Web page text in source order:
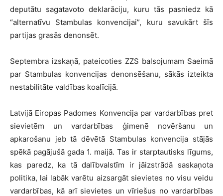
deputātu sagatavoto deklarāciju, kuru tās pasniedz kā
“alternatīvu Stambulas konvencijai”, kuru savukārt šīs
partijas grasās denonsēt.
Septembra izskaņā, pateicoties ZZS balsojumam Saeimā
par Stambulas konvencijas denonsēšanu, sākās izteikta
nestabilitāte valdības koalīcijā.
Latvijā Eiropas Padomes Konvencija par vardarbības pret
sievietēm un vardarbības ģimenē novēršanu un
apkarošanu jeb tā dēvētā Stambulas konvencija stājās
spēkā pagājušā gada 1. maijā. Tas ir starptautisks līgums,
kas paredz, ka tā dalībvalstīm ir jāizstrādā saskaņota
politika, lai labāk varētu aizsargāt sievietes no visu veidu
vardarbības, kā arī sievietes un vīriešus no vardarbības